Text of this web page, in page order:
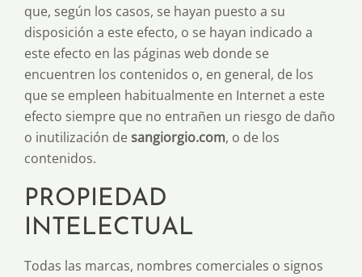
que, según los casos, se hayan puesto a su
disposición a este efecto, o se hayan indicado a
este efecto en las páginas web donde se
encuentren los contenidos o, en general, de los
que se empleen habitualmente en Internet a este
efecto siempre que no entrañen un riesgo de daño
o inutilización desangiorgio.com, o de los
contenidos.
PROPIEDAD
INTELECTUAL
Todas las marcas, nombres comerciales o signos